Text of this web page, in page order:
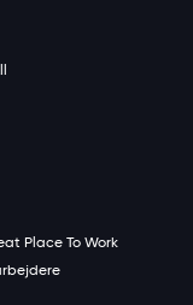
Place To Work